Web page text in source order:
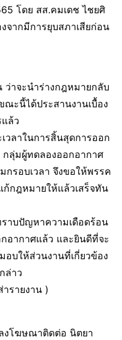
โดย สส.คมเดช ไชยศิ
จากมีการยุบสภาเสียก่อน
ว่าจะนำร่างกฎหมายกลับ
ะนี้ได้ประสานงานเบื้อง
ล้ว
วลาในการสิ้นสุดการออก
ลุ่มผู้ทดลองออกอากาศ
กรอบเวลา จึงขอให้พรรค
ก้กฎหมายให้แล้วเสร็จทัน
าบปัญหาความเดือดร้อน
อากาศแล้ว และยินดีที่จะ
อบให้ส่วนงานที่เกี่ยวข้อง
ล่าว
รายงาน )
งโฆษณาติดต่อ นิตยา